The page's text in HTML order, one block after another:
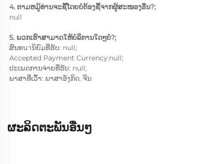
4. ຕາມຫມູ້ທ່ານຈະຊື້ໂດຍບໍ່ຕ້ອງຊື້ຈາກຜູ້ສະໜອງອື່ນ?;
null
5. ພວກເຮົາສາມາດໃຫ້ບໍລິການໃດໆບໍ່?;
ສົນທนาນິຍົມທີ່ຮັບ: null;
Accepted Payment Currency:null;
ປະເພດການຈ່າຍທີ່ຮັບ: null;
ພາສາທີ່ເວົ້າ: ພາສາອັງກິດ, ຈີນ
ຜະລິດຕະພັນອື່ນໆ